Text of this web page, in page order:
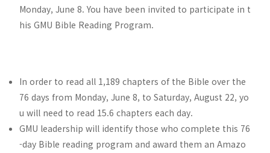
Monday, June 8. You have been invited to participate in t
his GMU Bible Reading Program.
In order to read all 1,189 chapters of the Bible over the
76 days from Monday, June 8, to Saturday, August 22, yo
u will need to read 15.6 chapters each day.
GMU leadership will identify those who complete this 76
-day Bible reading program and award them an Amazo